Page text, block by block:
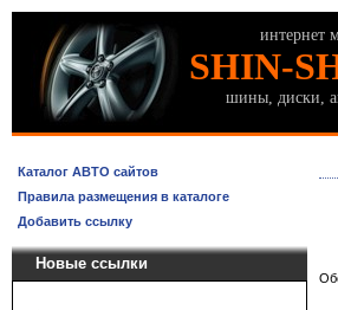
интернет
SHIN-
шины, диски,
Каталог АВТО сайтов
Правила размещения в каталоге
Добавить ссылку
Новые ссылки